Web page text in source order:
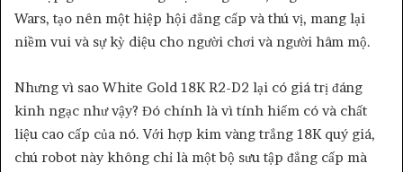
Wars, tạo nên một hiệp hội đẳng cấp và thú vị, mang lại
niềm vui và sự kỳ diệu cho người chơi và người hâm mộ.
Nhưng vì sao White Gold 18K R2-D2 lại có giá trị đáng
kinh ngạc như vậy? Đó chính là vì tính hiếm có và chất
liệu cao cấp của nó. Với hợp kim vàng trắng 18K quý giá,
chú robot này không chỉ là một bộ sưu tập đẳng cấp mà